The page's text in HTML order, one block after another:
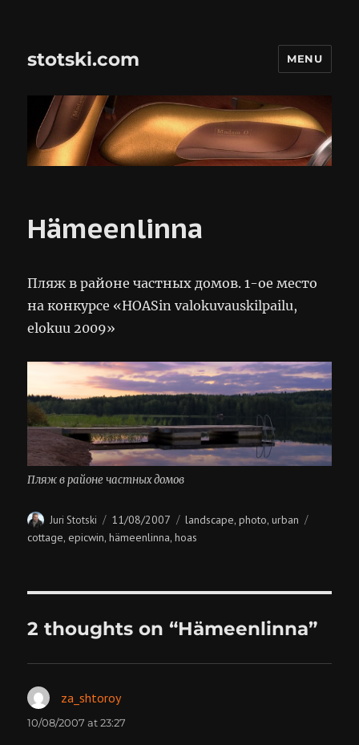
stotski.com MENU
Hämeenlinna
Пляж в районе частных домов. 1-ое место
на конкурсе «HOASin valokuvauskilpailu,
elokuu 2009»
Пляж в районе частных домов
Author
Juri Stotski
Posted
on
11/08/2007 Categories
landscape,photo,urban
cottage,epicwin,hämeenlinna,hoas
2 thoughts on “Hämeenlinna”
za_shtoroysays:
10/08/2007 at 23:27